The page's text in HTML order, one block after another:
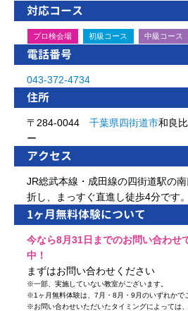
対応コース
プロ検会場 初級コース 中級コース
電話番号
043-372-4734
住所
〒284-0044 千葉県四街道市和良
ー
アクセス
JR総武本線・成田線の四街道駅の
折し、まっすぐ直進し徒歩4分です。
1ヶ月無料体験について
今なら8月31日までのお問い合わせ
中！
まずはお問い合わせください
※一部、実施していない教室がございます。
※1ヶ月無料体験は、7月・8月・9月のいずれかで
※お問い合わせいただいたタイミングによっては